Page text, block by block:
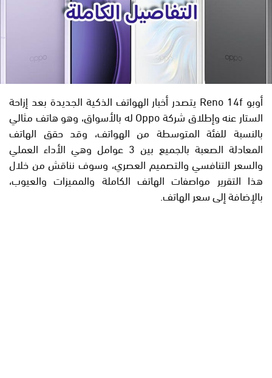
أوبو Reno 14f يتصدر أخبار الهواتف الذكية الجديدة بعد إزاحة
الستار عنه وإطلاق شركة Oppo له بالأسواق، وهو هاتف مثالي
بالنسبة للفئة المتوسطة من الهواتف، وقد حقق الهاتف
المعادلة الصعبة بالجميع بين 3 عوامل وهي الأداء العملي
والسعر التنافسي والتصميم العصري، وسوف نناقش من خلال
هذا التقرير مواصفات الهاتف الكاملة والمميزات والعيوب،
بالإضافة إلى سعر الهاتف.